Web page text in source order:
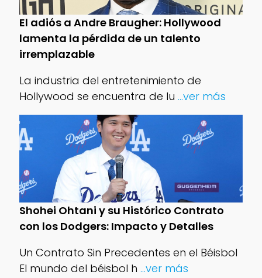
El adiós a Andre Braugher: Hollywood
lamenta la pérdida de un talento
irremplazable
La industria del entretenimiento de
Hollywood se encuentra de lu ...ver más
Shohei Ohtani y su Histórico Contrato
con los Dodgers: Impacto y Detalles
Un Contrato Sin Precedentes en el Béisbol
El mundo del béisbol h ...ver más